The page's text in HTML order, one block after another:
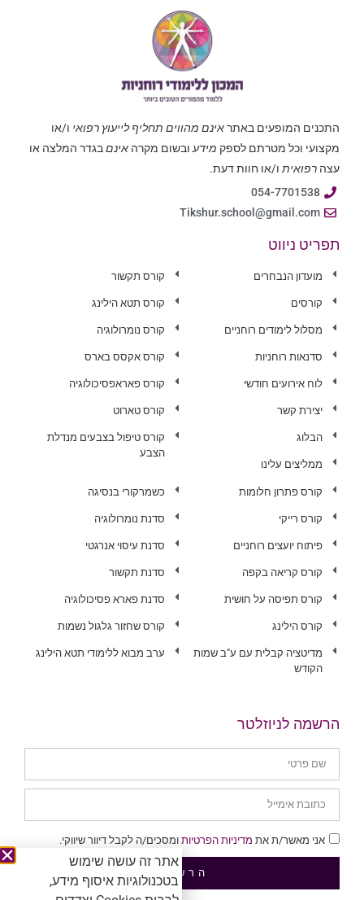
התכנים המופעים באתראינם מהווים תחליף לייעוץ רפואי ו/או
מקצועי וכל מטרתם לספק מידעובשום מקרה אינםבגדר המלצה או
עצה רפואיתו/או חוות דעת.
054-7701538
Tikshur.school@gmail.com
תפריט ניווט
מועדון הנבחרים
קורסים
מסלול לימודים רוחניים
סדנאות רוחניות
לוח אירועים חודשי
יצירת קשר
הבלוג
ממליצים עלינו
קורס תקשור
קורס תטא הילינג
קורס נומרולוגיה
קורס אקסס בארס
קורס פאראפסיכולוגיה
קורס טארוט
קורס טיפול בצבעים מנדלת
הצבע
קורס פתרון חלומות
קורס רייקי
פיתוח יועצים רוחניים
קורס קריאה בקפה
קורס תפיסה על חושית
קורס הילינג
מדיטציה קבלית עם ע"ב שמות
הקודש
כשמרקורי בנסיגה
סדנת נומרולוגיה
סדנת עיסוי אנרגטי
סדנת תקשור
סדנת פארא פסיכולוגיה
קורס שחזור גלגול נשמות
ערב מבוא ללימודי תטא הילינג
הרשמה לניוזלטר
אני מאשר/ת את מדיניות הפרטיות ומסכים/ה לקבל דיוור שיווקי.
הרשמה
אתר זה עושה שימוש
בטכנולוגיות איסוף מידע,